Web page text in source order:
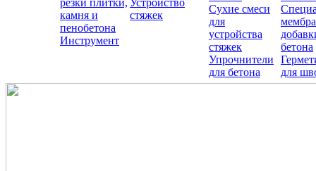
резки плитки,
камня и
пенобетона
Устройство
стяжек
Инструмент
Сухие смеси
для
устройства
стяжек
бетона
Упрочнители
для бетона
для